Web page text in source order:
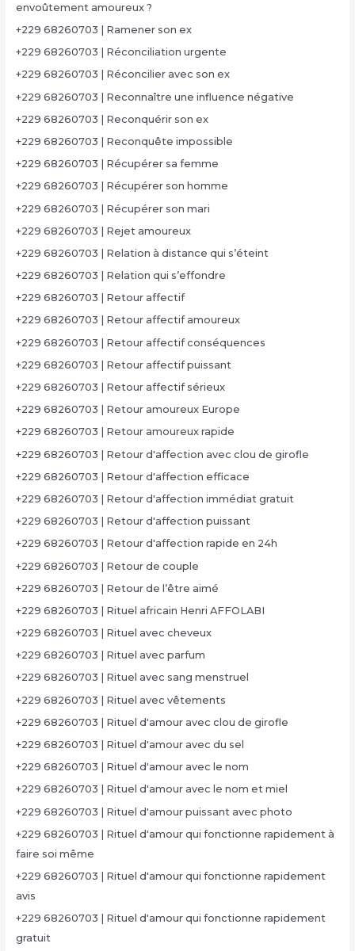
envoûtement amoureux ?
+229 68260703 | Ramener son ex
+229 68260703 | Réconciliation urgente
+229 68260703 | Réconcilier avec son ex
+229 68260703 | Reconnaître une influence négative
+229 68260703 | Reconquérir son ex
+229 68260703 | Reconquête impossible
+229 68260703 | Récupérer sa femme
+229 68260703 | Récupérer son homme
+229 68260703 | Récupérer son mari
+229 68260703 | Rejet amoureux
+229 68260703 | Relation à distance qui s’éteint
+229 68260703 | Relation qui s’effondre
+229 68260703 | Retour affectif
+229 68260703 | Retour affectif amoureux
+229 68260703 | Retour affectif conséquences
+229 68260703 | Retour affectif puissant
+229 68260703 | Retour affectif sérieux
+229 68260703 | Retour amoureux Europe
+229 68260703 | Retour amoureux rapide
+229 68260703 | Retour d'affection avec clou de girofle
+229 68260703 | Retour d'affection efficace
+229 68260703 | Retour d'affection immédiat gratuit
+229 68260703 | Retour d'affection puissant
+229 68260703 | Retour d'affection rapide en 24h
+229 68260703 | Retour de couple
+229 68260703 | Retour de l’être aimé
+229 68260703 | Rituel africain Henri AFFOLABI
+229 68260703 | Rituel avec cheveux
+229 68260703 | Rituel avec parfum
+229 68260703 | Rituel avec sang menstruel
+229 68260703 | Rituel avec vêtements
+229 68260703 | Rituel d'amour avec clou de girofle
+229 68260703 | Rituel d'amour avec du sel
+229 68260703 | Rituel d'amour avec le nom
+229 68260703 | Rituel d'amour avec le nom et miel
+229 68260703 | Rituel d'amour puissant avec photo
+229 68260703 | Rituel d'amour qui fonctionne rapidement à
faire soi même
+229 68260703 | Rituel d'amour qui fonctionne rapidement
avis
+229 68260703 | Rituel d'amour qui fonctionne rapidement
gratuit